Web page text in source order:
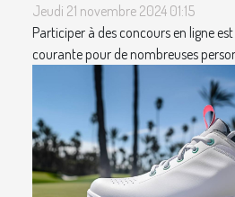
Jeudi 21 novembre 2024 01:15
Participer à des concours en ligne
courante pour de nombreuses